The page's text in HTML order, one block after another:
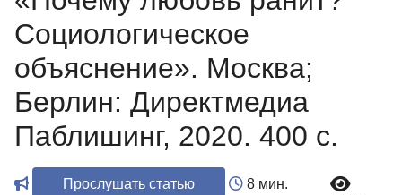
Социологическое
объяснение». Москва;
Берлин: Директмедиа
Паблишинг, 2020. 400 с.
Прослушать статью
8 мин.